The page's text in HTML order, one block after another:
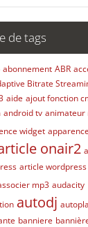
de tags
abonnement ABR
Bitrate
aide ajout fonction
android tv animateur
widget apparence
onair2
article wordpress
mp3 audacity
autodj
banniere